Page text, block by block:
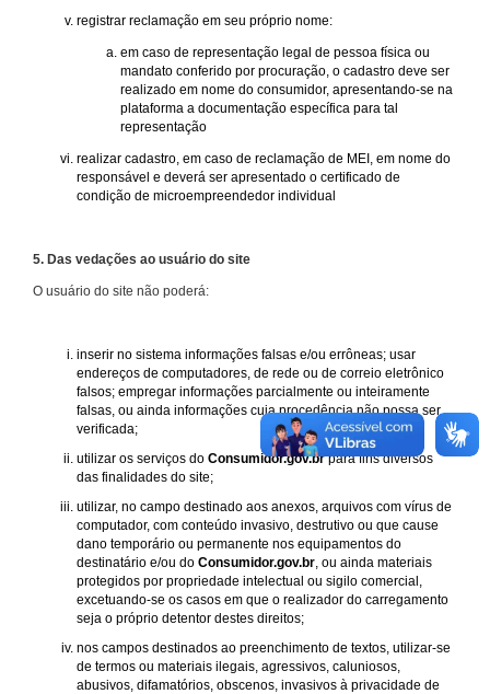
registrar reclamação em seu próprio nome:
em caso de representação legal de pessoa física ou
mandato conferido por procuração, o cadastro deve ser
realizado em nome do consumidor, apresentando-se na
plataforma a documentação específica para tal
representação
realizar cadastro, em caso de reclamação de MEI, em nome do
responsável e deverá ser apresentado o certificado de
condição de microempreendedor individual
5. Das vedações ao usuário do site
O usuário do site não poderá:
inserir no sistema informações falsas e/ou errôneas; usar
endereços de computadores, de rede ou de correio eletrônico
falsos; empregar informações parcialmente ou inteiramente
falsas, ou ainda informações cuja procedência não possa ser
verificada;
utilizar os serviços do Consumidor.gov.brpara fins diversos
das finalidades do site;
utilizar, no campo destinado aos anexos, arquivos com vírus de
computador, com conteúdo invasivo, destrutivo ou que cause
dano temporário ou permanente nos equipamentos do
destinatário e/ou do Consumidor.gov.br , ou ainda materiais
protegidos por propriedade intelectual ou sigilo comercial,
excetuando-se os casos em que o realizador do carregamento
seja o próprio detentor destes direitos;
nos campos destinados ao preenchimento de textos, utilizar-se
de termos ou materiais ilegais, agressivos, caluniosos,
abusivos, difamatórios, obscenos, invasivos à privacidade de